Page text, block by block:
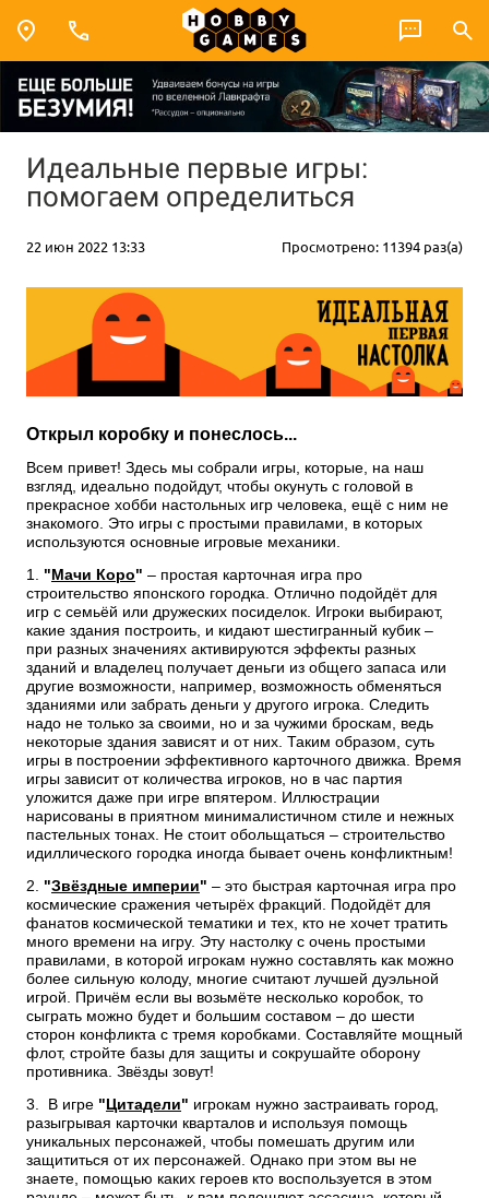
Идеальные первые игры:
помогаем определиться
22 июн 2022 13:33 Просмотрено: 11394 раз(а)
Открыл коробку и понеслось...
Всем привет! Здесь мы собрали игры, которые, на наш
взгляд, идеально подойдут, чтобы окунуть с головой в
прекрасное хобби настольных игр человека, ещё с ним не
знакомого. Это игры с простыми правилами, в которых
используются основные игровые механики.
1. "Мачи Коро" – простая карточная игра про
строительство японского городка. Отлично подойдёт для
игр с семьёй или дружеских посиделок. Игроки выбирают,
какие здания построить, и кидают шестигранный кубик –
при разных значениях активируются эффекты разных
зданий и владелец получает деньги из общего запаса или
другие возможности, например, возможность обменяться
зданиями или забрать деньги у другого игрока. Следить
надо не только за своими, но и за чужими броскам, ведь
некоторые здания зависят и от них. Таким образом, суть
игры в построении эффективного карточного движка. Время
игры зависит от количества игроков, но в час партия
уложится даже при игре впятером. Иллюстрации
нарисованы в приятном минималистичном стиле и нежных
пастельных тонах. Не стоит обольщаться – строительство
идиллического городка иногда бывает очень конфликтным!
2. "Звёздные империи" – это быстрая карточная игра про
космические сражения четырёх фракций. Подойдёт для
фанатов космической тематики и тех, кто не хочет тратить
много времени на игру. Эту настолку с очень простыми
правилами, в которой игрокам нужно составлять как можно
более сильную колоду, многие считают лучшей дуэльной
игрой. Причём если вы возьмёте несколько коробок, то
сыграть можно будет и большим составом – до шести
сторон конфликта с тремя коробками. Составляйте мощный
флот, стройте базы для защиты и сокрушайте оборону
противника. Звёзды зовут!
3. В игре "Цитадели" игрокам нужно застраивать город,
разыгрывая карточки кварталов и используя помощь
уникальных персонажей, чтобы помешать другим или
защититься от их персонажей. Однако при этом вы не
знаете, помощью каких героев кто воспользуется в этом